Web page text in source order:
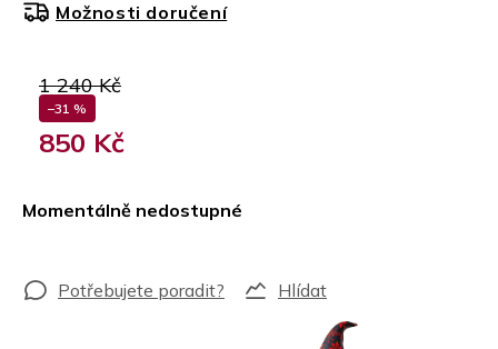
1 240 Kč
–31 %
850 Kč
Momentálně nedostupné
Možnosti doručení
Hlídat